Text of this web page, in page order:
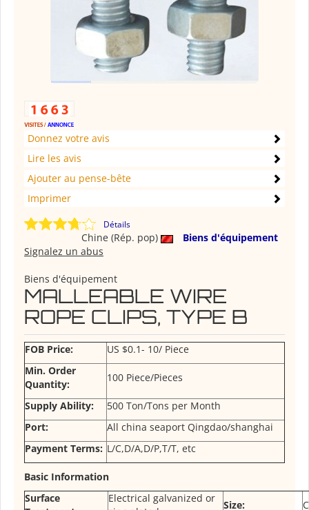
Donnez votre avis
Lire les avis
Ajouter au pense-bête
Imprimer
Détails
Chine (Rép. pop)
Biens d'équipement
Signalez un abus
Biens d'équipement
MALLEABLE WIRE
ROPE CLIPS, TYPE B
FOB Price:
US $0.1- 10/ Piece
Min. Order
Quantity:
100 Piece/Pieces
Supply Ability:
500 Ton/Tons per Month
Port:
All china seaport Qingdao/shanghai
Payment Terms: L/C,D/A,D/P,T/T, etc
Basic Information
Surface
Electrical galvanized or
Size: